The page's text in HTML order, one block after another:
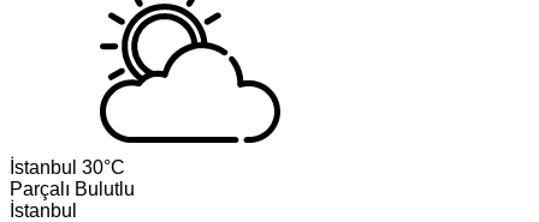
İstanbul 30°C
Parçalı Bulutlu
İstanbul